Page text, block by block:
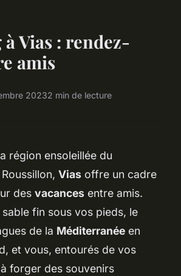
Vias : rendez-
amis
20232 min de lecture
région ensoleillée du
Vias offre un cadre
des vacances entre amis.
sable fin sous vos pieds, le
de la Méditerranée en
et vous, entourés de vos
forger des souvenirs